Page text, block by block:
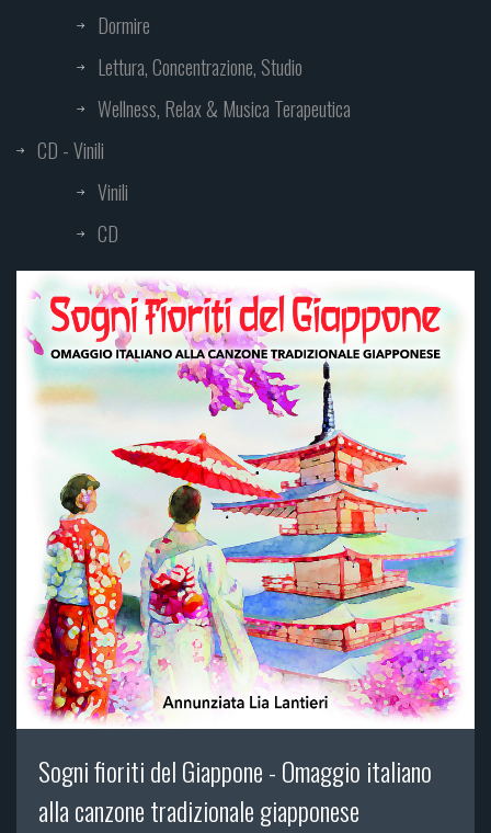
Dormire
Lettura, Concentrazione, Studio
Wellness, Relax & Musica Terapeutica
CD - Vinili
Vinili
CD
Sogni fioriti del Giappone - Omaggio italiano
alla canzone tradizionale giapponese